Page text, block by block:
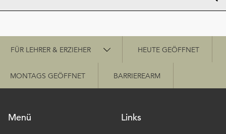
Schnellzugriff
FÜR LEHRER & ERZIEHER HEUTE GEÖFFNET
MONTAGS GEÖFFNET BARRIEREARM
Menü
Links